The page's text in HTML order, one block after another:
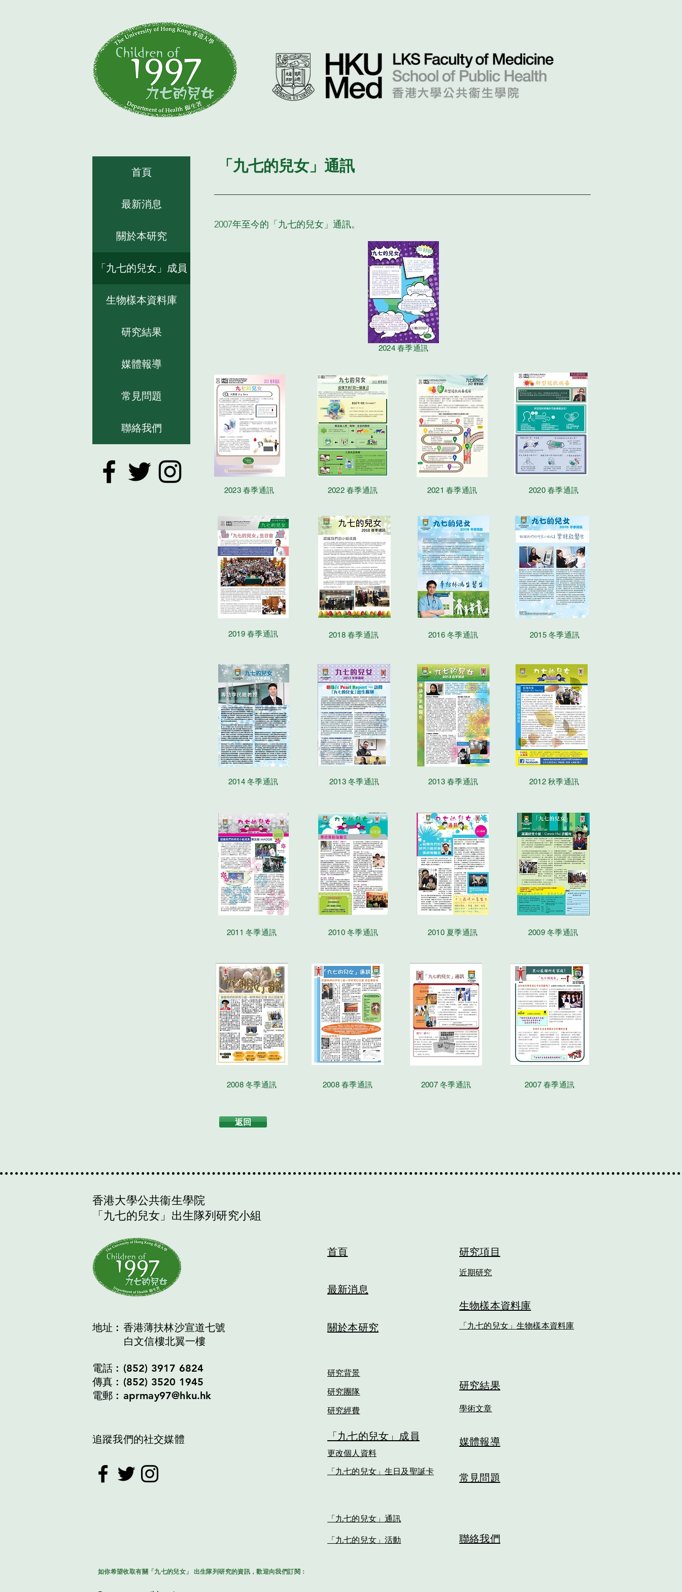
「九七的兒女」通訊
2024 春季通訊
2021 春季通訊
2022 春季通訊 2020 春季通訊
2023 春季通訊
2019 春季通訊 2016 冬季通訊
2018 春季通訊 2015 冬季通訊
2014 冬季通訊 2013 冬季通訊 2013 春季通訊 2012 秋季通訊
2011 冬季通訊 2010 冬季通訊 2010 夏季通訊 2009 冬季通訊
2008 冬季通訊 2008 春季通訊 2007 冬季通訊 2007 春季通訊
返回
首頁
最新消息
關於本研究
「九七的兒女」成員
生物樣本資料庫
研究結果
媒體報導
常見問題
聯絡我們
2007年至今的「九七的兒女」通訊。
香港大學公共衞生學院
「九七的兒女」出生隊列研究小組
地址︰香港薄扶林沙宣道七號
白文信樓北翼一樓
電話︰(852) 3917 6824
傳真︰(852) 3520 1945
電郵︰aprmay97@hku.hk
追蹤我們的社交媒體
首頁 研究項目
近期​研究
最新消息
生物樣本資料庫
關於本研究
「九七的兒女」生物樣本資料庫
​研究背景
​研究團隊
​研究經費
「九七的兒女」成員
​更改個人資料
​「九七的兒女」生日及聖誕卡
研究結果
學術文章
媒體報導
常見問題
​「九七的兒女」通訊
​「九七的兒女」活動 聯絡我們
如你希望收取有關「九七的兒女」 出生隊列研究的資訊，歡迎向我們訂閱：